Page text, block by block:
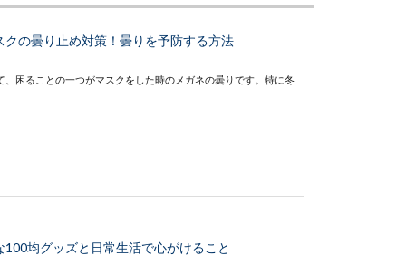
クの曇り止め対策！曇りを予防する方法
、困ることの一つがマスクをした時のメガネの曇りです。特に冬
均グッズと日常生活で心がけること